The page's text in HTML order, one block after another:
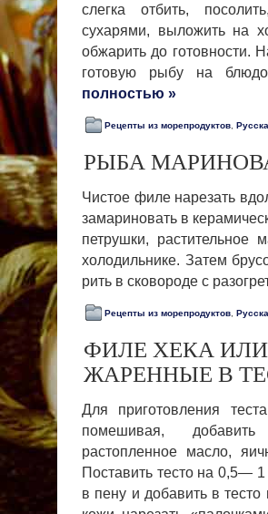
слегка отбить,
сухарями, выложить на
обжарить до готовнос­ти.
готовую рыбу на
полностью »
Рецепты из морепродуктов
РЫБА
Чистое филе нарезать
замариновать в
петрушки,
холодильнике. Затем
рить в сковороде с
Рецепты из морепродуктов
ФИЛЕ ХЕКА
ЖАРЕННЫЕ В
Для приготовления
помешивая,
растопленное масло,
Поставить тесто на 0,5—
в пену и доба­вить в